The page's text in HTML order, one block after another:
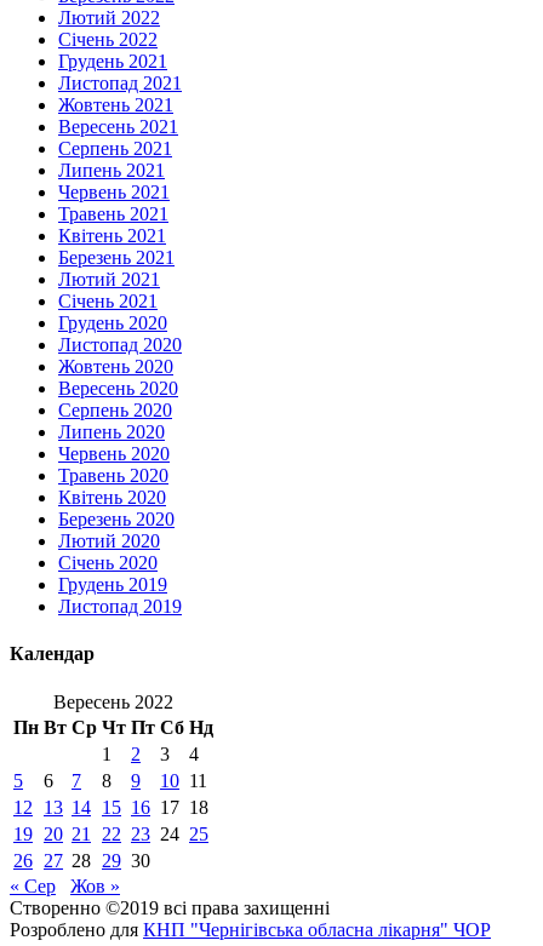
Лютий 2022
Січень 2022
Грудень 2021
Листопад 2021
Жовтень 2021
Вересень 2021
Серпень 2021
Липень 2021
Червень 2021
Травень 2021
Квітень 2021
Березень 2021
Лютий 2021
Січень 2021
Грудень 2020
Листопад 2020
Жовтень 2020
Вересень 2020
Серпень 2020
Липень 2020
Червень 2020
Травень 2020
Квітень 2020
Березень 2020
Лютий 2020
Січень 2020
Грудень 2019
Листопад 2019
Календар
Вересень 2022
Пн Вт Ср Чт Пт Сб Нд
1
2 3
4
5
6 7 8 9 10 11
12
13 14 15 16 17 18
19 20 21 22 23 24 25
26 27 28 29 30
« Сер
Жов »
Створенно ©2019 всі права захищенні
Розроблено для КНП "Чернігівська обласна лікарня" ЧОР